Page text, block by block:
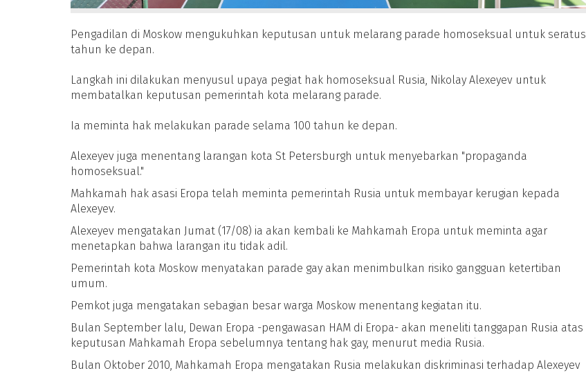
Pengadilan di Moskow mengukuhkan keputusan untuk melarang parade homoseksual untuk seratus
tahun ke depan.
Langkah ini dilakukan menyusul upaya pegiat hak homoseksual Rusia, Nikolay Alexeyev untuk
membatalkan keputusan pemerintah kota melarang parade.
Ia meminta hak melakukan parade selama 100 tahun ke depan.
Alexeyev juga menentang larangan kota St Petersburgh untuk menyebarkan "propaganda
homoseksual."
Mahkamah hak asasi Eropa telah meminta pemerintah Rusia untuk membayar kerugian kepada
Alexeyev.
Alexeyev mengatakan Jumat (17/08) ia akan kembali ke Mahkamah Eropa untuk meminta agar
menetapkan bahwa larangan itu tidak adil.
Pemerintah kota Moskow menyatakan parade gay akan menimbulkan risiko gangguan ketertiban
umum.
Pemkot juga mengatakan sebagian besar warga Moskow menentang kegiatan itu.
Bulan September lalu, Dewan Eropa -pengawasan HAM di Eropa- akan meneliti tanggapan Rusia atas
keputusan Mahkamah Eropa sebelumnya tentang hak gay, menurut media Rusia.
Bulan Oktober 2010, Mahkamah Eropa mengatakan Rusia melakukan diskriminasi terhadap Alexeyev